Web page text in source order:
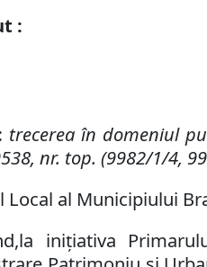
:
trecerea în domeniul
nr. top. (9982/1/4,
Local al Municipiului
,la inițiativa